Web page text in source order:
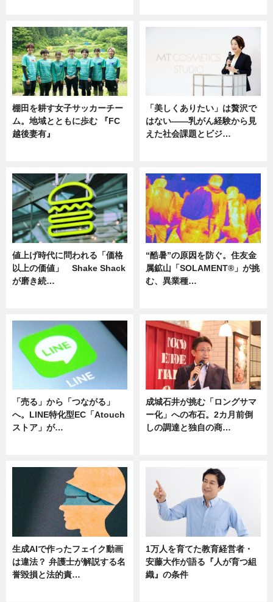
棚田を耕す女子サッカーチー
ム。地域とともに歩む 『FC
越後妻有』
「美しくありたい」は贅沢で
はない――乳がん経験から見
えた社会課題とビジ…
値上げ時代に問われる「価格
以上の価値」 Shake Shack
が磨き続…
“酷暑”の原因を防ぐ。住友金
属鉱山「SOLAMENT®」が挑
む、異業種…
「売る」から「つながる」
へ。LINE特化型EC「Atouch
ストア」が…
成城石井が挑む「ロングサマ
ー化」への布石。2カ月前倒
しの調達と独自の商…
生成AIで作ったフェイク動画
は違法？ 弁護士が解説する名
誉毀損と法的責…
1万人を育てた教育経営者・
安藤大作が語る『人が育つ組
織』の条件